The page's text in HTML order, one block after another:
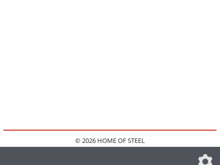
© 2026 HOME OF STEEL
IMPRESSUM